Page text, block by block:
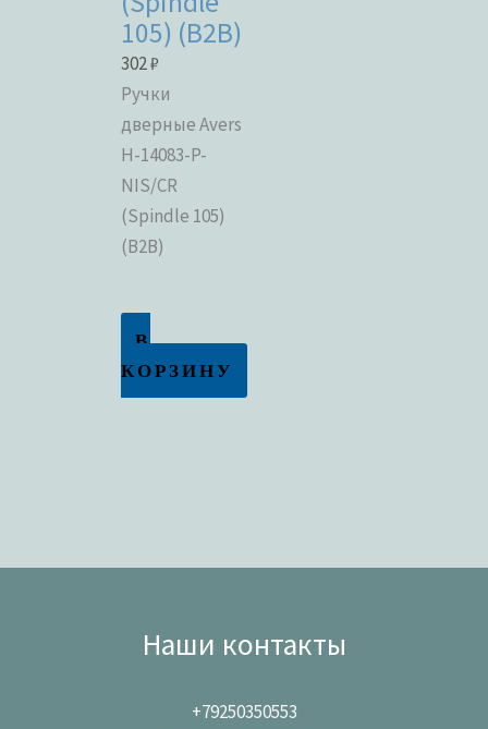
105) (B2B)
302₽
Ручки
дверные Avers
H-14083-P-
NIS/CR
(Spindle 105)
(B2B)
В
КОРЗИНУ
Наши контакты
+79250350553